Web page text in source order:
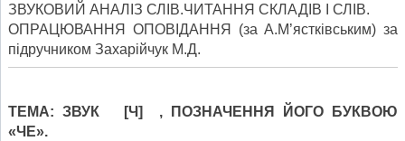
ЗВУКОВИЙ АНАЛІЗ СЛІВ.ЧИТАННЯ СКЛАДІВ І СЛІВ.
ОПРАЦЮВАННЯ ОПОВІДАННЯ (за А.М’ястківським) за
підручником Захарійчук М.Д.
ТЕМА: ЗВУК [Ч] , ПОЗНАЧЕННЯ ЙОГО БУКВОЮ
«ЧЕ».